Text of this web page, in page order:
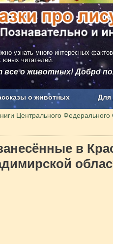
узнать много интересных
читателей.
все о животных! Добро
о животных Для
О проекте
Центрального Федерального
в